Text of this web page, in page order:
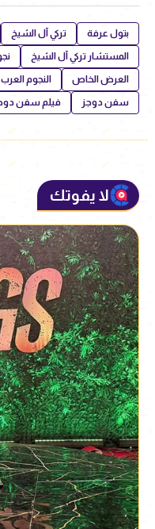
بتول عرفة تركي آل الشيخ
المستشار تركي آل الشيخ
العرض الخاص النجوم العرب
سفن دوجز فيلم سفن
لا يفوتك